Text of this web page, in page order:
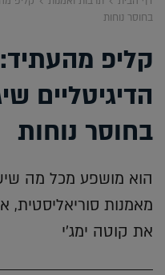
בחוסר נוחות
קליפ מהעתיד:
הדיגיטליים
בחוסר נוחות
הוא מושפע מכל מה
מאמנות סוריאליסטית,
את קוטה ימג'י